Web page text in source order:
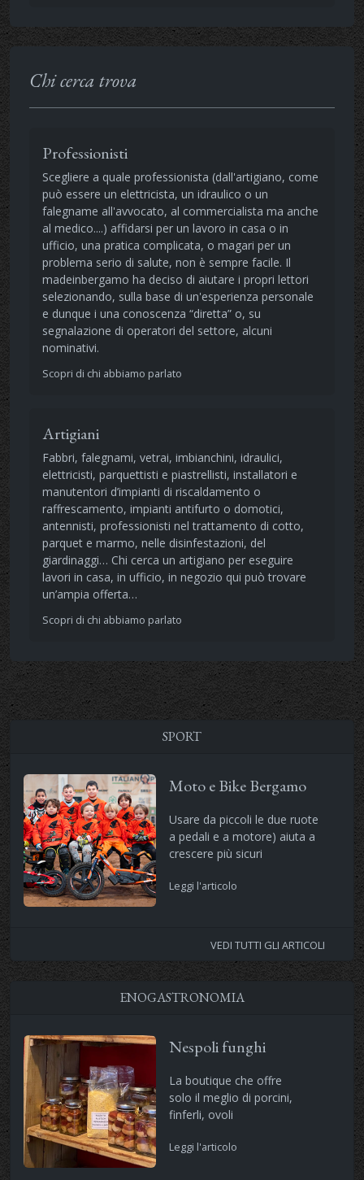
Chi cerca trova
Professionisti
Scegliere a quale professionista (dall'artigiano, come
può essere un elettricista, un idraulico o un
falegname all'avvocato, al commercialista ma anche
al medico....) affidarsi per un lavoro in casa o in
ufficio, una pratica complicata, o magari per un
problema serio di salute, non è sempre facile. Il
madeinbergamo ha deciso di aiutare i propri lettori
selezionando, sulla base di un'esperienza personale
e dunque i una conoscenza “diretta” o, su
segnalazione di operatori del settore, alcuni
nominativi.
Scopri di chi abbiamo parlato
Artigiani
Fabbri, falegnami, vetrai, imbianchini, idraulici,
elettricisti, parquettisti e piastrellisti, installatori e
manutentori d’impianti di riscaldamento o
raffrescamento, impianti antifurto o domotici,
antennisti, professionisti nel trattamento di cotto,
parquet e marmo, nelle disinfestazioni, del
giardinaggi… Chi cerca un artigiano per eseguire
lavori in casa, in ufficio, in negozio qui può trovare
un’ampia offerta…
Scopri di chi abbiamo parlato
SPORT
Moto e Bike Bergamo
Usare da piccoli le due ruote
a pedali e a motore) aiuta a
crescere più sicuri
Leggi l'articolo
VEDI TUTTI GLI ARTICOLI
ENOGASTRONOMIA
Nespoli funghi
La boutique che offre
solo il meglio di porcini,
finferli, ovoli
Leggi l'articolo